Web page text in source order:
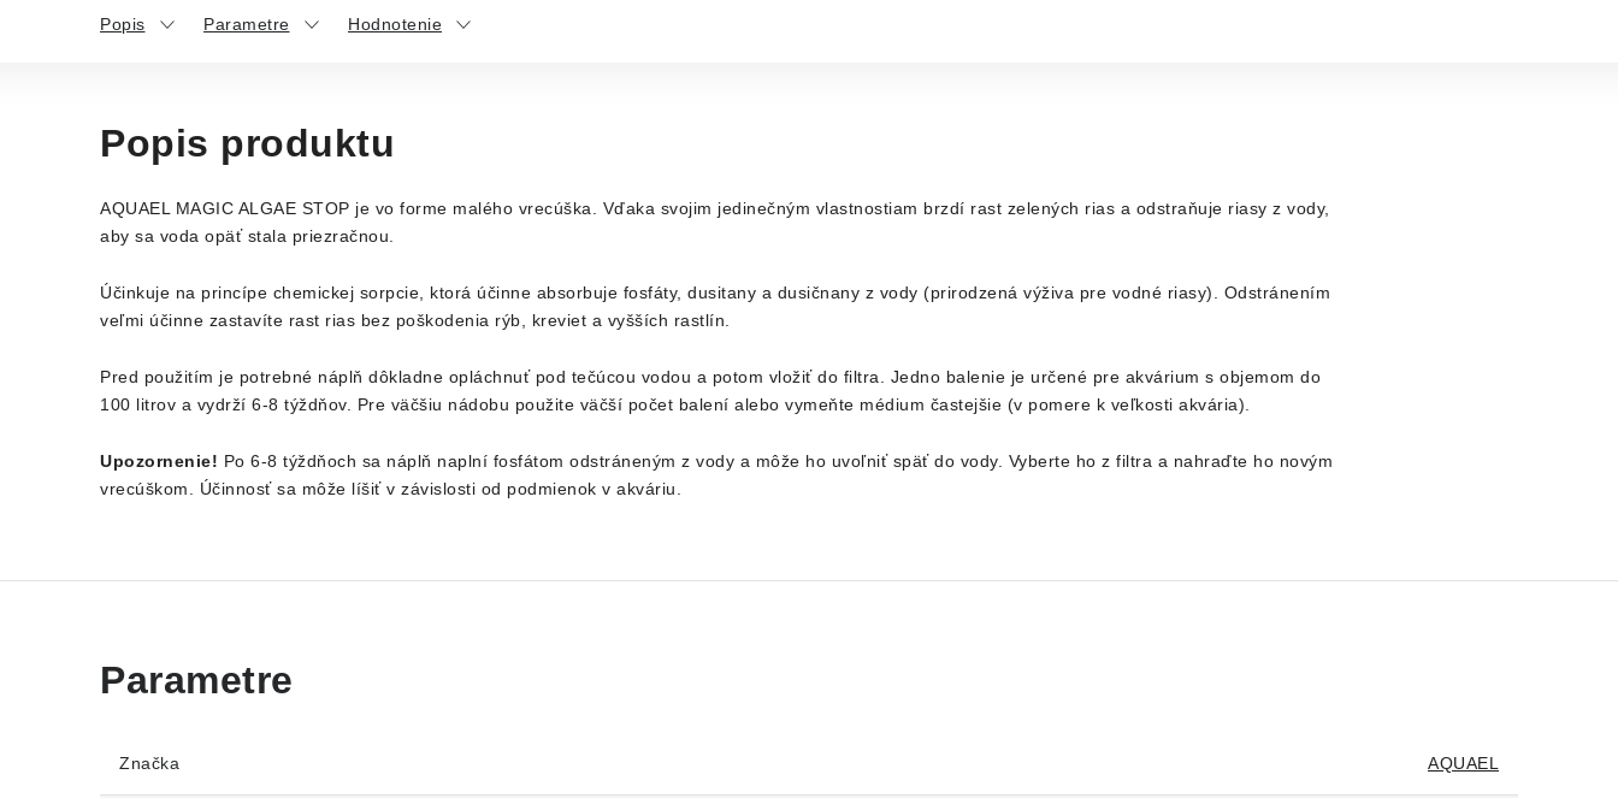
Popis Parametre Hodnotenie
Popis produktu
AQUAEL MAGIC ALGAE STOP je vo forme malého vrecúška. Vďaka svojim jedinečným vlastnostiam brzdí rast zelených rias a odstraňuje riasy z vody,
aby sa voda opäť stala priezračnou.
Účinkuje na princípe chemickej sorpcie, ktorá účinne absorbuje fosfáty, dusitany a dusičnany z vody (prirodzená výživa pre vodné riasy). Odstránením
veľmi účinne zastavíte rast rias bez poškodenia rýb, kreviet a vyšších rastlín.
Pred použitím je potrebné náplň dôkladne opláchnuť pod tečúcou vodou a potom vložiť do filtra. Jedno balenie je určené pre akvárium s objemom do
100 litrov a vydrží 6-8 týždňov. Pre väčšiu nádobu použite väčší počet balení alebo vymeňte médium častejšie (v pomere k veľkosti akvária).
Upozornenie! Po 6-8 týždňoch sa náplň naplní fosfátom odstráneným z vody a môže ho uvoľniť späť do vody. Vyberte ho z filtra a nahraďte ho novým
vrecúškom. Účinnosť sa môže líšiť v závislosti od podmienok v akváriu.
Značka AQUAEL